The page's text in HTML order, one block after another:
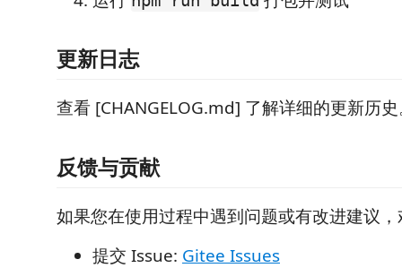
更新日志
查看 [CHANGELOG.md] 了解详细的更新历
反馈与贡献
如果您在使用过程中遇到问题或有改进建议
提交 Issue: Gitee Issues